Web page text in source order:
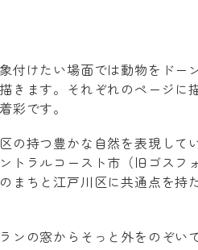
付けたい場面では動物をドー
きます。それぞれのページに
彩です。
の持つ豊かな自然を表現して
トラルコースト市（旧ゴスフォ
まちと江戸川区に共通点を持
ンの窓からそっと外をのぞい